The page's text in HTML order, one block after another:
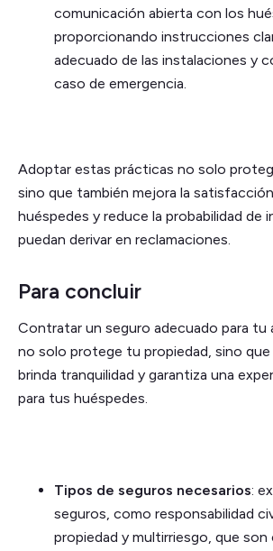
comunicación abierta con los
proporcionando instrucciones
adecuado de las instalaciones y
caso de emergencia.
Adoptar estas prácticas no solo
sino que también mejora la
huéspedes y reduce la probabilidad de
puedan derivar en reclamaciones.
Para concluir
Contratar un seguro adecuado para tu
no solo protege tu propiedad, sino
brinda tranquilidad y garantiza una
para tus huéspedes.
Tipos de seguros necesarios:
seguros, como responsabilidad
propiedad y multirriesgo, que son